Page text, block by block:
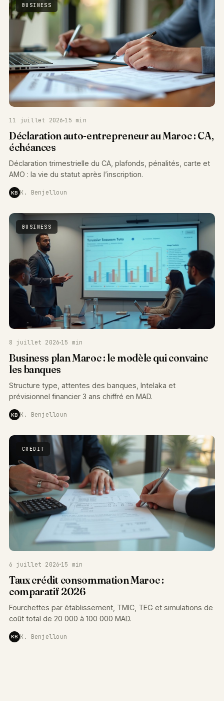
BUSINESS
11 juillet 2026 15 min
Déclaration auto-entrepreneur au Maroc : CA,
échéances
Déclaration trimestrielle du CA, plafonds, pénalités, carte et
AMO : la vie du statut après l’inscription.
KB K. Benjelloun
BUSINESS
8 juillet 2026 15 min
Business plan Maroc : le modèle qui convainc
les banques
Structure type, attentes des banques, Intelaka et
prévisionnel financier 3 ans chiffré en MAD.
KB K. Benjelloun
CRÉDIT
6 juillet 2026 15 min
Taux crédit consommation Maroc :
comparatif 2026
Fourchettes par établissement, TMIC, TEG et simulations de
coût total de 20 000 à 100 000 MAD.
KB K. Benjelloun